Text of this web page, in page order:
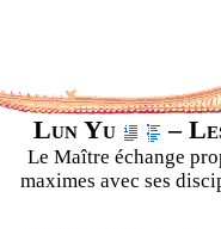
Lun Yu –
Le Maître échange
maximes avec ses